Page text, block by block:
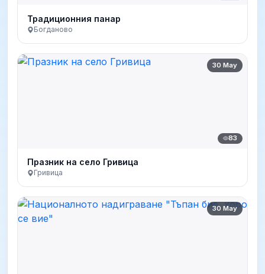
Традиционния панар
Богданово
30 May
83
Празник на село Гривица
Гривица
30 May